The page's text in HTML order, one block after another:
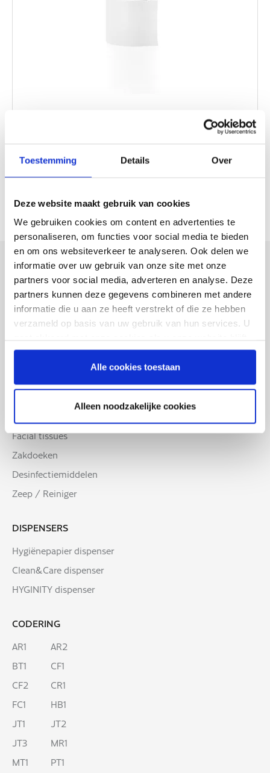
Toestemming Details Over
Deze website maakt gebruik van cookies
We gebruiken cookies om content en advertenties te
personaliseren, om functies voor social media te bieden
en om ons websiteverkeer te analyseren. Ook delen we
informatie over uw gebruik van onze site met onze
partners voor social media, adverteren en analyse. Deze
partners kunnen deze gegevens combineren met andere
informatie die u aan ze heeft verstrekt of die ze hebben
verzameld op basis van uw gebruik van hun services. U
gebruiken.
Alle cookies toestaan
Alleen noodzakelijke cookies
CENTERFEED HANDDOEKROLLEN
TERUG
HYGIËNE ASSORTIMENT
Multifunctionele handdoeken
Handdoekenpapier
Facial tissues
Zakdoeken
Desinfectiemiddelen
Zeep / Reiniger
DISPENSERS
Hygiënepapier dispenser
Clean&Care dispenser
HYGINITY dispenser
CODERING
AR1
AR2
BT1
CF1
CF2
CR1
FC1
HB1
JT1
JT2
JT3
MR1
MT1
PT1